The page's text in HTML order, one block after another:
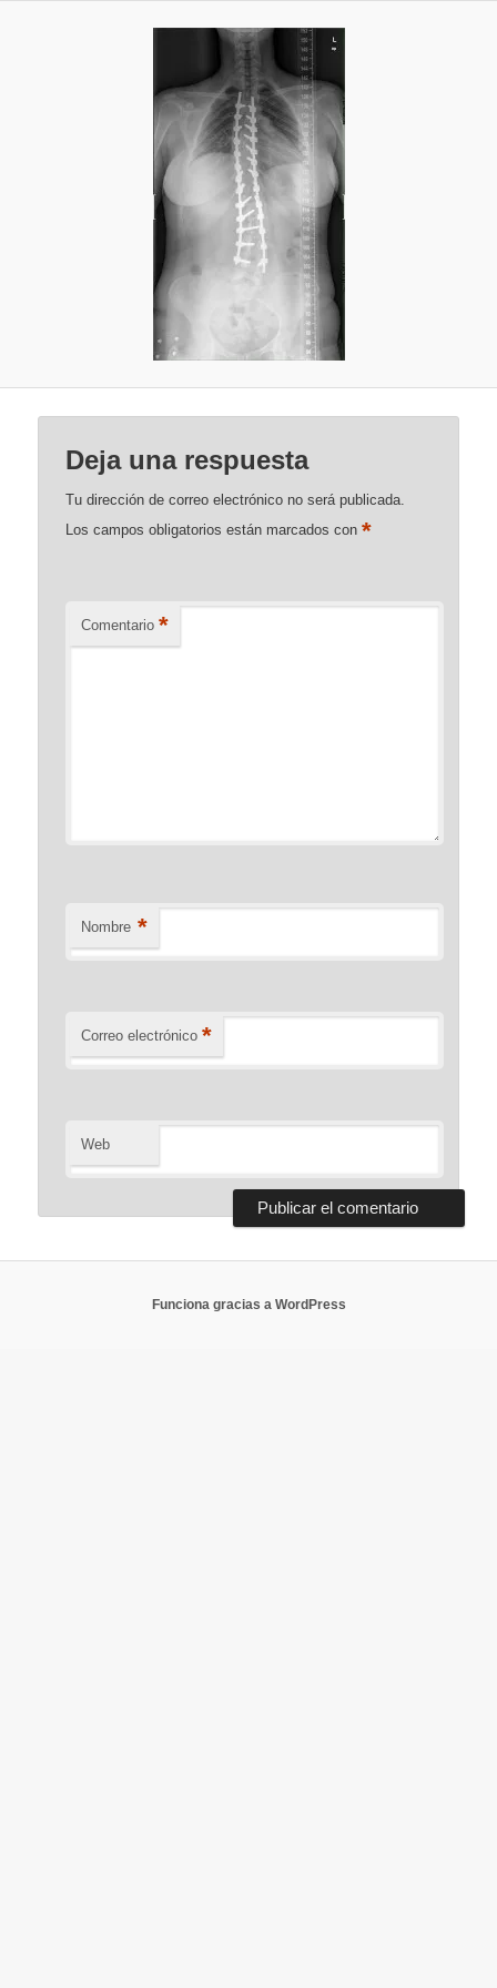
Deja una respuesta
Tu dirección de correo electrónico no será publicada.
Los campos obligatorios están marcados con*
Comentario *
Nombre *
Correo electrónico *
Web
Funciona gracias a WordPress